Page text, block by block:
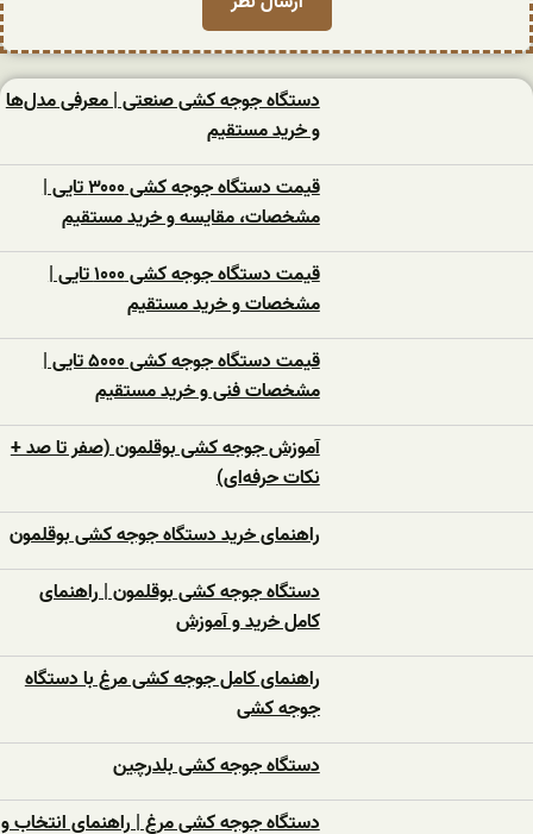
دستگاه جوجه کشی صنعتی | معرفی مدل‌ها
و خرید مستقیم
قیمت دستگاه جوجه کشی ۳۰۰۰ تایی |
مشخصات، مقایسه و خرید مستقیم
قیمت دستگاه جوجه کشی ۱۰۰۰ تایی |
مشخصات و خرید مستقیم
قیمت دستگاه جوجه کشی ۵۰۰۰ تایی |
مشخصات فنی و خرید مستقیم
آموزش جوجه کشی بوقلمون (صفر تا صد +
نکات حرفه‌ای)
راهنمای خرید دستگاه جوجه کشی بوقلمون
دستگاه جوجه کشی بوقلمون | راهنمای
کامل خرید و آموزش
راهنمای کامل جوجه کشی مرغ با دستگاه
جوجه کشی
دستگاه جوجه‌ کشی بلدرچین
دستگاه جوجه‌ کشی مرغ | راهنمای انتخاب و